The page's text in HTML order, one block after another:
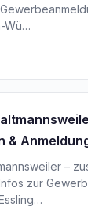
Wü…
&
–
zur